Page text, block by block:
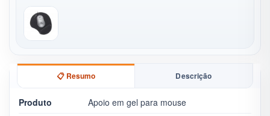
📋 Resumo Descrição
Produto
Apoio em gel para mouse